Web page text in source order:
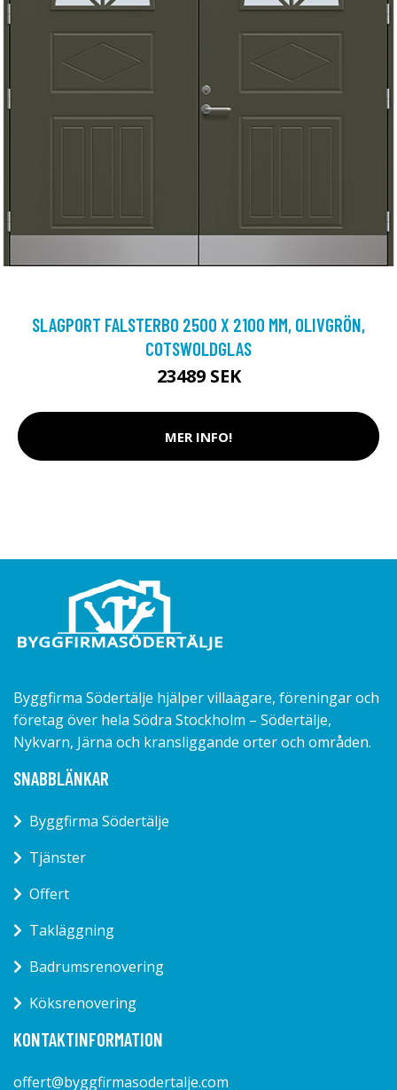
SLAGPORT FALSTERBO 2500 X 2100 MM, OLIVGRÖN,
COTSWOLDGLAS
23489 SEK
MER INFO!
Byggfirma Södertälje hjälper villaägare, föreningar och
företag över hela Södra Stockholm – Södertälje,
Nykvarn, Järna och kransliggande orter och områden.
SNABBLÄNKAR
Byggfirma Södertälje
Tjänster
Offert
Takläggning
Badrumsrenovering
Köksrenovering
KONTAKTINFORMATION
offert@byggfirmasodertalje.com